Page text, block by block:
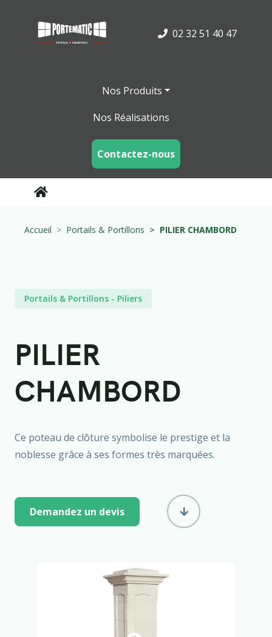
02 32 51 40 47
Nos Produits
Nos Réalisations
Contactez-nous
Accueil Portails & Portillons PILIER CHAMBORD
Portails & Portillons - Piliers
PILIER
CHAMBORD
Ce poteau de clôture symbolise le prestige et la
noblesse grâce à ses formes très marquées.
Demandez un devis